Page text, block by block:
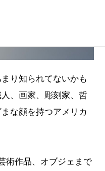
り知られてないかも
、画家、彫刻家、哲
な顔を持つアメリカ
術作品、オブジェまで